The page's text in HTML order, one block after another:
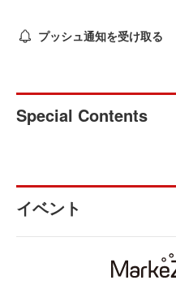
プッシュ通知を受け取る
Special Contents
イベント